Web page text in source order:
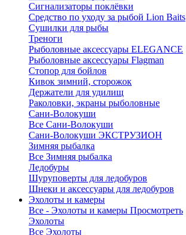
Сигнализаторы поклёвки
Средство по уходу за рыбой Lion Baits
Сушилки для рыбы
Треноги
Рыболовные аксессуары ELEGANCE
Рыболовные аксессуары Flagman
Стопор для бойлов
Кивок зимний, сторожок
Держатели для удилищ
Раколовки, экраны рыболовные
Сани-Волокуши
Все Сани-Волокуши
Сани-Волокуши ЭКСТРУЗИОН
Зимняя рыбалка
Все Зимняя рыбалка
Ледобуры
Шуруповерты для ледобуров
Шнеки и аксессуары для ледобуров
Эхолоты и камеры
Все - Эхолоты и камеры Просмотреть
Эхолоты
Все Эхолоты